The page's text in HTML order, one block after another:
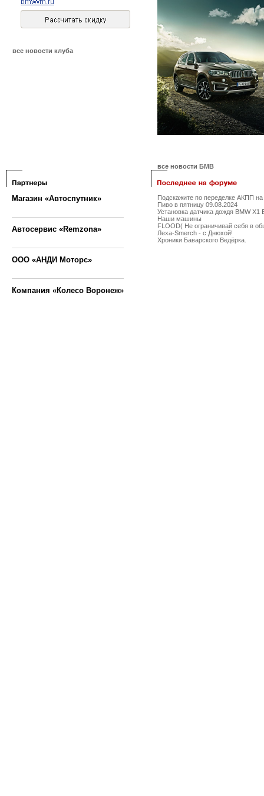
все новости клуба
все новости БМВ
Магазин «Автоспутник»
Автосервис «Remzona»
ООО «АНДИ Моторс»
Компания «Колесо Воронеж»
Подскажите по переделке АКПП
Пиво в пятницу 09.08.2024
Установка датчика дождя BMW X1
Наши машины
FLOOD( Не ограничивай себя в
Леха-Smerch - с Днюхой!
Хроники Баварского Ведёрка.